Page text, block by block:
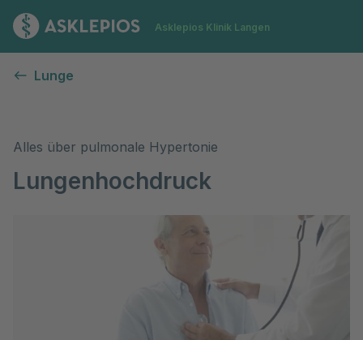
Zur Startseite
Asklepios Klinik Langen
Lunge
Alles über pulmonale Hypertonie
Lungenhochdruck